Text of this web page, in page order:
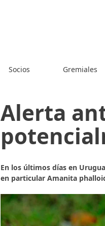
Socios Gremiales
Alerta
En los últimos días en
en particular Amanita